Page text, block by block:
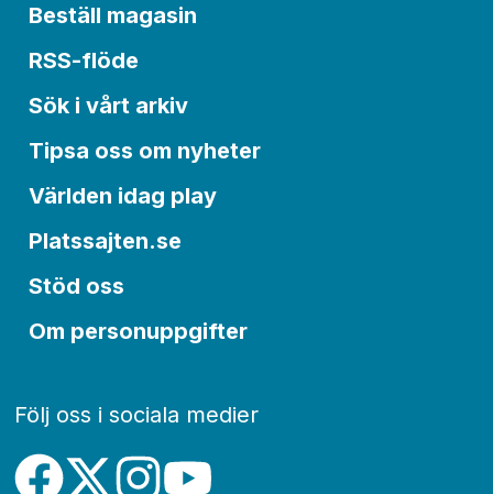
Beställ magasin
RSS-flöde
Sök i vårt arkiv
Tipsa oss om nyheter
Världen idag play
Platssajten.se
Stöd oss
Om personuppgifter
Följ oss i sociala medier